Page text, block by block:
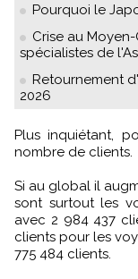
Pourquoi le
Crise au
spécialistes de
Retournement
2026
Plus inquiétant, pour les tour-opérateurs : la baisse du
nombre de clients.
Si au global il
sont surtout les
avec 2 984 437
clients pour les
775 484 clients.